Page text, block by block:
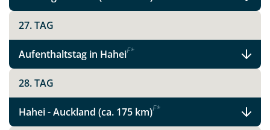
27. TAG
Aufenthaltstag in HaheiF*
28. TAG
Hahei - Auckland (ca. 175 km)F*